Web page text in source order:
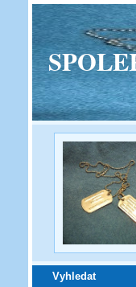
Vyhledat